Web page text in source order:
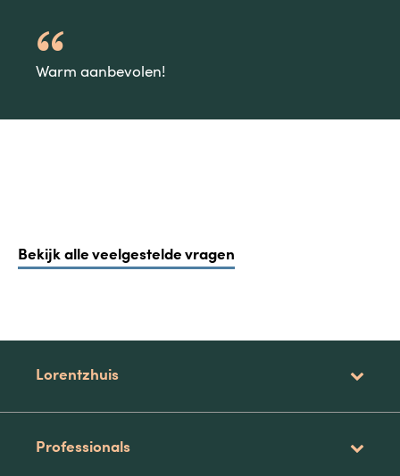
Warm aanbevolen!
Bekijk alle veelgestelde vragen
Lorentzhuis
Professionals